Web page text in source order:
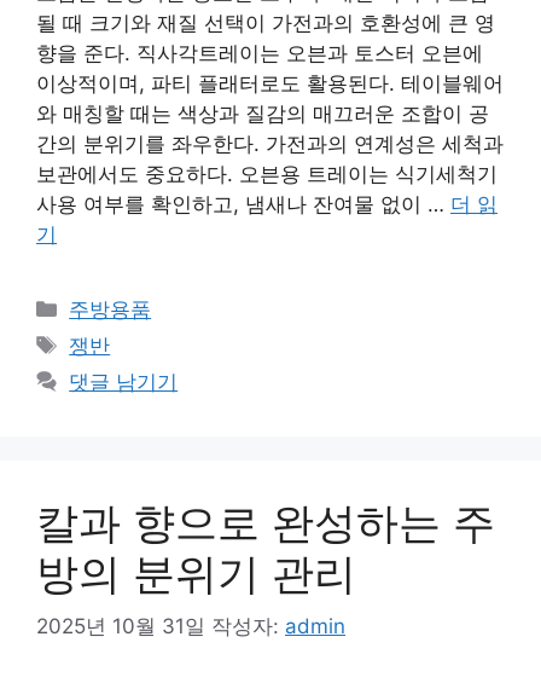
될 때 크기와 재질 선택이 가전과의 호환성에 큰 영
향을 준다. 직사각트레이는 오븐과 토스터 오븐에
이상적이며, 파티 플래터로도 활용된다. 테이블웨어
와 매칭할 때는 색상과 질감의 매끄러운 조합이 공
간의 분위기를 좌우한다. 가전과의 연계성은 세척과
보관에서도 중요하다. 오븐용 트레이는 식기세척기
사용 여부를 확인하고, 냄새나 잔여물 없이 … 더 읽
기
카
테
고
리
주방용품
태
그
쟁반
댓글 남기기
칼과 향으로 완성하는 주
방의 분위기 관리
2025년 10월 31일 작성자: admin